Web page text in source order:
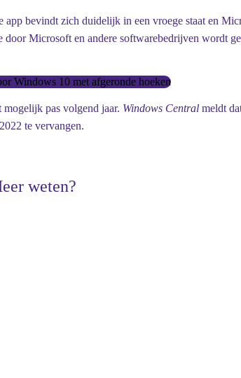
bevindt zich duidelijk in een vroege staat en
Microsoft en andere softwarebedrijven wordt
Windows 10 met afgeronde hoeken
pas volgend jaar. Windows Central meldt
te vervangen.
weten?